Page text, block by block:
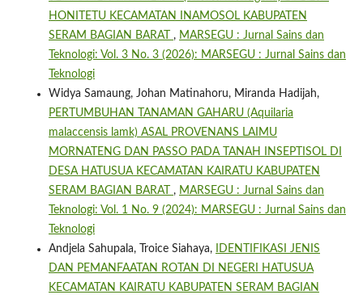
HONITETU KECAMATAN INAMOSOL KABUPATEN
SERAM BAGIAN BARAT , MARSEGU : Jurnal Sains dan
Teknologi: Vol. 3 No. 3 (2026): MARSEGU : Jurnal Sains dan
Teknologi
Widya Samaung, Johan Matinahoru, Miranda Hadijah,
PERTUMBUHAN TANAMAN GAHARU (Aquilaria
malaccensis lamk) ASAL PROVENANS LAIMU
MORNATENG DAN PASSO PADA TANAH INSEPTISOL DI
DESA HATUSUA KECAMATAN KAIRATU KABUPATEN
SERAM BAGIAN BARAT , MARSEGU : Jurnal Sains dan
Teknologi: Vol. 1 No. 9 (2024): MARSEGU : Jurnal Sains dan
Teknologi
Andjela Sahupala, Troice Siahaya,
IDENTIFIKASI JENIS
DAN PEMANFAATAN ROTAN DI NEGERI HATUSUA
KECAMATAN KAIRATU KABUPATEN SERAM BAGIAN